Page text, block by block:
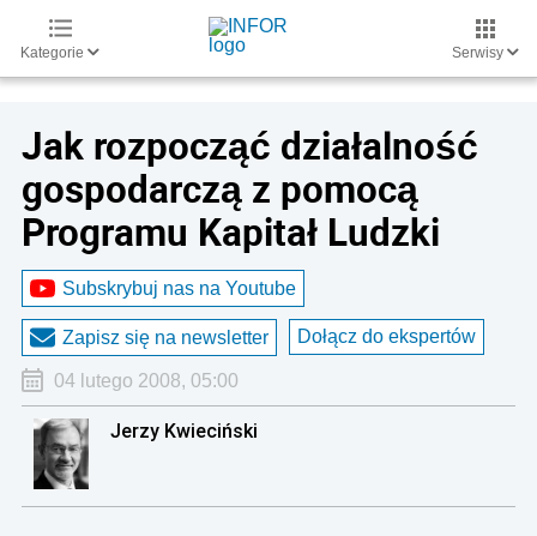
Kategorie Serwisy
Jak rozpocząć działalność
gospodarczą z pomocą
Programu Kapitał Ludzki
Subskrybuj nas na Youtube
Zapisz się na newsletter Dołącz do ekspertów
04 lutego 2008, 05:00
Jerzy Kwieciński